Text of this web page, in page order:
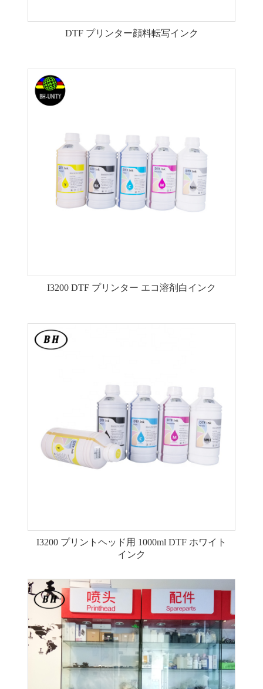
DTF プリンター顔料転写インク
I3200 DTF プリンター エコ溶剤白インク
I3200 プリントヘッド用 1000ml DTF ホワイト
インク